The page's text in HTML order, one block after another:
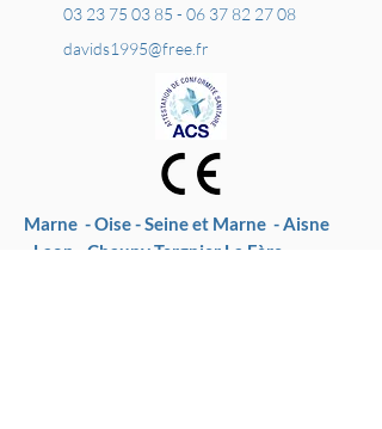
03 23 75 03 85 - 06 37 82 27 08
davids1995@free.fr
Marne -Oise -Seine et Marne -Aisne
Laon - Chauny Tergnier La Fère